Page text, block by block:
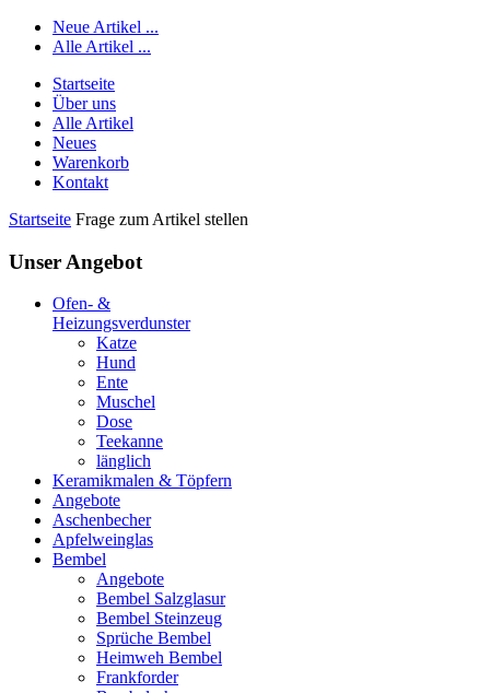
Neue Artikel ...
Alle Artikel ...
Startseite
Über uns
Alle Artikel
Neues
Warenkorb
Kontakt
Startseite Frage zum Artikel stellen
Unser Angebot
Ofen- &
Heizungsverdunster
Katze
Hund
Ente
Muschel
Dose
Teekanne
länglich
Keramikmalen & Töpfern
Angebote
Aschenbecher
Apfelweinglas
Bembel
Angebote
Bembel Salzglasur
Bembel Steinzeug
Sprüche Bembel
Heimweh Bembel
Frankforder